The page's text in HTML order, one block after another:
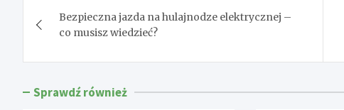
wpisu
Bezpieczna jazda na hulajnodze elektrycznej –
co musisz wiedzieć?
Sprawdź również